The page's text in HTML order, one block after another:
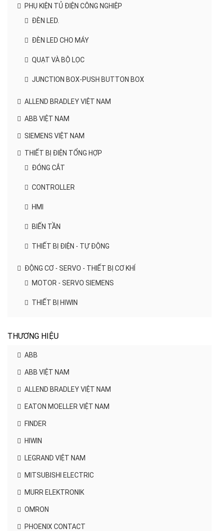
PHỤ KIỆN TỦ ĐIỆN CÔNG NGHIỆP
ĐÈN LED.
ĐÈN LED CHO MÁY
QUẠT VÀ BỘ LỌC
JUNCTION BOX-PUSH BUTTON BOX
ALLEND BRADLEY VIỆT NAM
ABB VIỆT NAM
SIEMENS VIỆT NAM
THIẾT BỊ ĐIỆN TỔNG HỢP
ĐÓNG CẮT
CONTROLLER
HMI
BIẾN TẦN
THIẾT BỊ ĐIỆN - TỰ ĐỘNG
ĐỘNG CƠ - SERVO - THIẾT BỊ CƠ KHÍ
MOTOR - SERVO SIEMENS
THIẾT BỊ HIWIN
THƯƠNG HIỆU
ABB
ABB VIỆT NAM
ALLEND BRADLEY VIỆT NAM
EATON MOELLER VIỆT NAM
FINDER
HIWIN
LEGRAND VIỆT NAM
MITSUBISHI ELECTRIC
MURR ELEKTRONIK
OMRON
PHOENIX CONTACT